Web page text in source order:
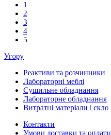
1
2
3
4
5
Угору
Реактиви та розчинники
Лабораторні меблі
Сушильне обладнання
Лабораторне обладнання
Витратні матеріали і скло
Контакти
Умови доставки та оплати